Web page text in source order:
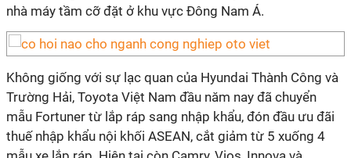
nhà máy tầm cỡ đặt ở khu vực Đông Nam Á.
Không giống với sự lạc quan của Hyundai Thành Công và
Trường Hải, Toyota Việt Nam đầu năm nay đã chuyển
mẫu Fortuner từ lắp ráp sang nhập khẩu, đón đầu ưu đãi
thuế nhập khẩu nội khối ASEAN, cắt giảm từ 5 xuống 4